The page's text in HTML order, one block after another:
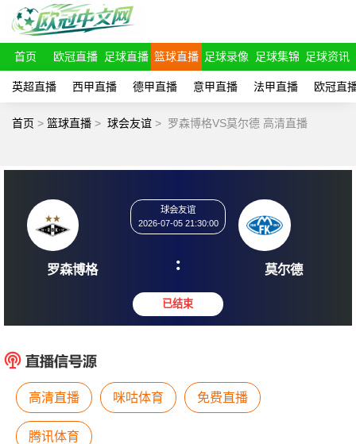
首页 欧冠直播 足球直播 篮球直播 足球录像 足球集锦 足球资讯
英超直播 西甲直播 德甲直播 意甲直播 法甲直播 欧冠直
首页 > 篮球直播 > 球会友谊 > 罗森博格VS莫尔德 高清直播
罗森博格
2026-07-05 21:30:00
: 莫
高清直播 咪咕体育 免费直播
腾讯体育